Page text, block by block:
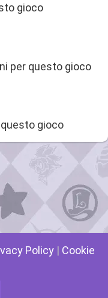
gioco
per questo gioco
gioco
Policy | Cookie